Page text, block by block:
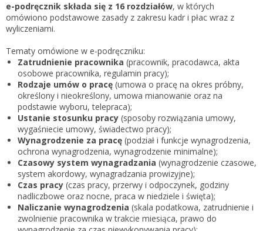
Zapomniałem hasła
Nie masz konta
Zarejestruj
e-podręcznik składa się z 16 rozdziałów, w których
omówiono podstawowe zasady z zakresu kadr i płac wraz z
wyliczeniami.
Tematy omówione w e-podręczniku:
Zatrudnienie pracownika (pracownik, pracodawca, akta
osobowe pracownika, regulamin pracy);
Rodzaje umów o pracę (umowa o pracę na okres próbny,
określony i nieokreślony, umowa mianowanie oraz na
podstawie wyboru, telepraca);
Ustanie stosunku pracy (sposoby rozwiązania umowy,
wygaśniecie umowy, świadectwo pracy);
Wynagrodzenie za pracę (podział i funkcje wynagrodzenia,
ochrona wynagrodzenia, wynagrodzenie minimalne);
Czasowy system wynagradzania (wynagrodzenie czasowe,
system akordowy, wynagradzania prowizyjne);
Czas pracy (czas pracy, przerwy i odpoczynek, godziny
nadliczbowe oraz nocne, praca w niedziele i święta);
Naliczanie wynagrodzenia (skala podatkowa, zatrudnienie i
zwolnienie pracownika w trakcie miesiąca, prawo do